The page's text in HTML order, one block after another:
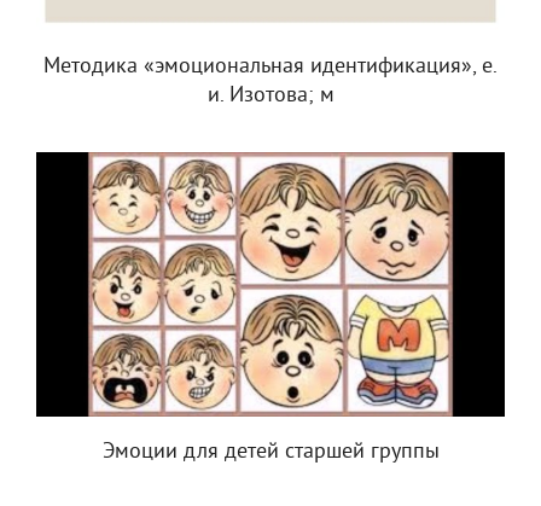
Методика «эмоциональная идентификация», е.
и. Изотова; м
Эмоции для детей старшей группы